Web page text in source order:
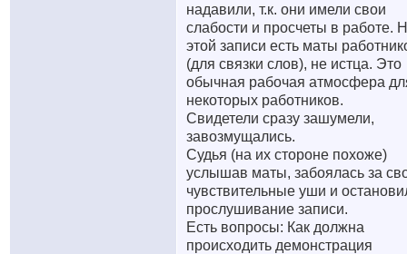
надавили, т.к. они имели свои
слабости и просчеты в работе.
этой записи есть маты
(для связки слов), не истца. Это
обычная рабочая атмосфера
некоторых работников.
Свидетели сразу зашумели,
завозмущались.
Судья (на их стороне похоже)
услышав маты, забоялась за
чувствительные уши и
прослушивание записи.
Есть вопросы: Как должна
происходить демонстрация